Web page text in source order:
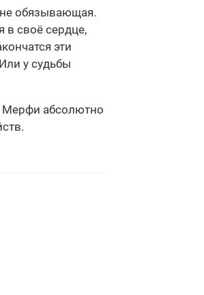
обязывающая.
в своё сердце,
эти
у судьбы
Мерфи абсолютно